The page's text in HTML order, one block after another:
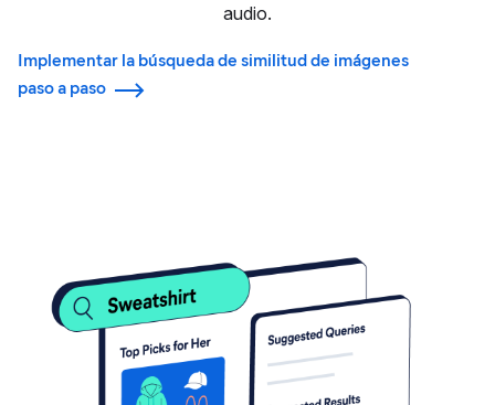
audio.
Implementar la búsqueda de similitud de imágenes
paso a paso